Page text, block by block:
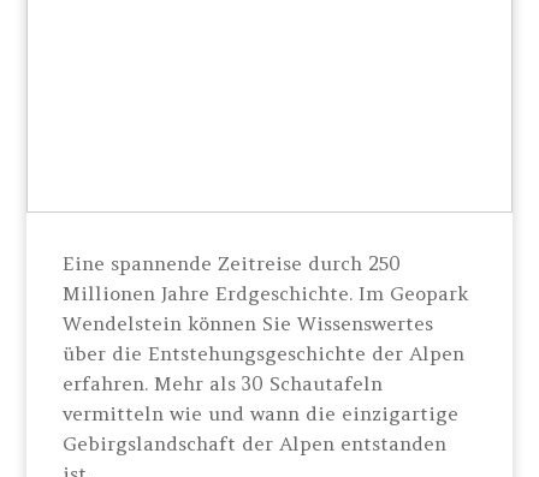
Eine spannende Zeitreise durch 250
Millionen Jahre Erdgeschichte. Im Geopark
Wendelstein können Sie Wissenswertes
über die Entstehungsgeschichte der Alpen
erfahren. Mehr als 30 Schautafeln
vermitteln wie und wann die einzigartige
Gebirgslandschaft der Alpen entstanden